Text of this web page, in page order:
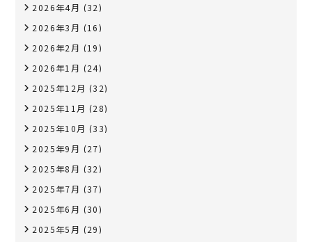
2026年4月 (32)
2026年3月 (16)
2026年2月 (19)
2026年1月 (24)
2025年12月 (32)
2025年11月 (28)
2025年10月 (33)
2025年9月 (27)
2025年8月 (32)
2025年7月 (37)
2025年6月 (30)
2025年5月 (29)